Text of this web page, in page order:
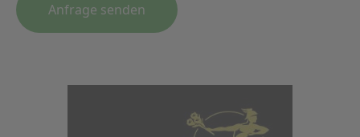
Anfrage senden